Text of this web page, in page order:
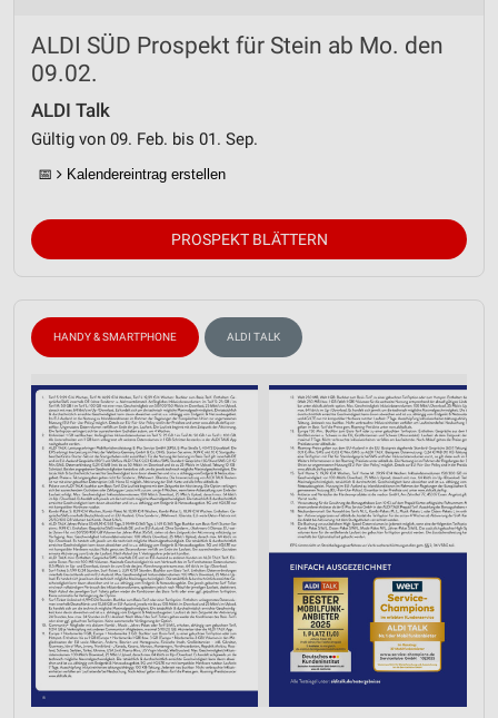
ALDI SÜD Prospekt für Stein ab Mo. den
09.02.
ALDI Talk
Gültig von 09. Feb. bis 01. Sep.
📅 Kalendereintrag erstellen
PROSPEKT BLÄTTERN
HANDY & SMARTPHONE ALDI TALK